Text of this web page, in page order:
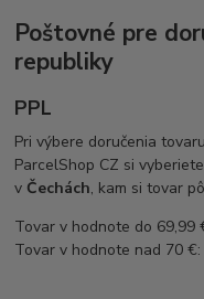
Poštovné pre
republiky
PPL
Pri výbere doručenia
ParcelShop CZ si
v Čechách, kam si tovar
Tovar v hodnote do 69,99
Tovar v hodnote nad 70